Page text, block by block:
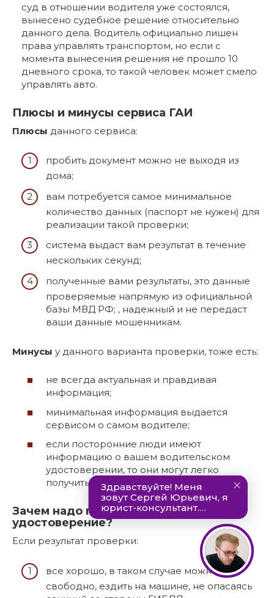
суд в отношении водителя уже состоялся,
вынесено судебное решение относительно
данного дела. Водитель официально лишен
права управлять транспортом, но если с
момента вынесения решения не прошло 10
дневного срока, то такой человек может смело
управлять авто.
Плюсы и минусы сервиса ГАИ
Плюсы данного сервиса:
пробить документ можно не выходя из
дома;
вам потребуется самое минимальное
количество данных (паспорт не нужен) для
реализации такой проверки;
система выдаст вам результат в течение
нескольких секунд;
полученные вами результаты, это данные
проверяемые напрямую из официальной
базы МВД РФ; , надежный и не передаст
ваши данные мошенникам.
Минусы у данного варианта проверки, тоже есть:
не всегда актуальная и правдивая
информация;
минимальная информация выдается
сервисом о самом водителе;
если посторонние люди имеют
информацию о вашем водительском
удостоверении, то они могут легко
получить информацию о вас.
Зачем надо проверять водительское
удостоверение?
Если результат проверки:
все хорошо, в таком случае можно
свободно, ездить на машине, не опасаясь